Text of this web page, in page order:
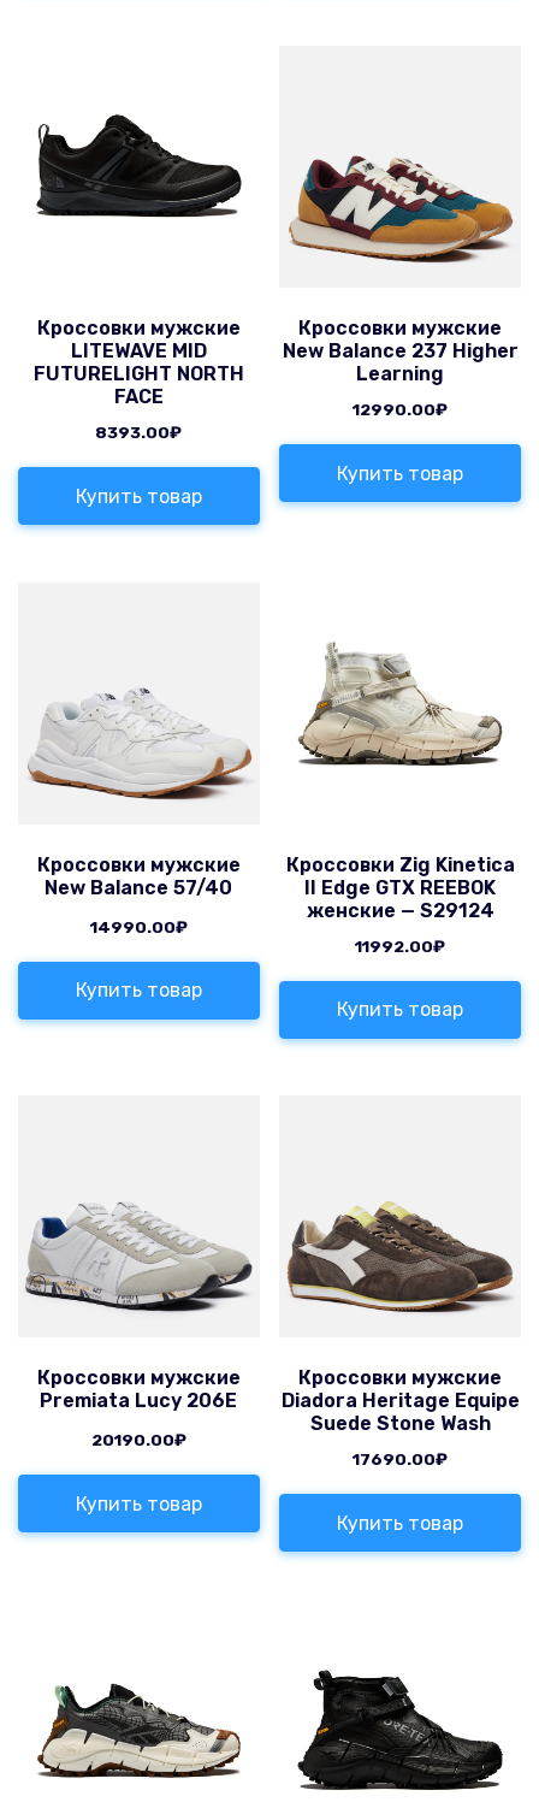
Кроссовки мужские
LITEWAVE MID
FUTURELIGHT NORTH
FACE
8393.00₽
Купить товар
Кроссовки мужские
New Balance 237 Higher
Learning
12990.00₽
Купить товар
Кроссовки мужские
New Balance 57/40
14990.00₽
Купить товар
Кроссовки Zig Kinetica
II Edge GTX REEBOK
женские — S29124
11992.00₽
Купить товар
Кроссовки мужские
Premiata Lucy 206E
20190.00₽
Купить товар
Кроссовки мужские
Diadora Heritage Equipe
Suede Stone Wash
17690.00₽
Купить товар